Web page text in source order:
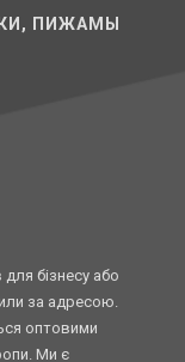
ПИЖАМЫ
бізнесу або
за адресою.
оптовими
Ми є